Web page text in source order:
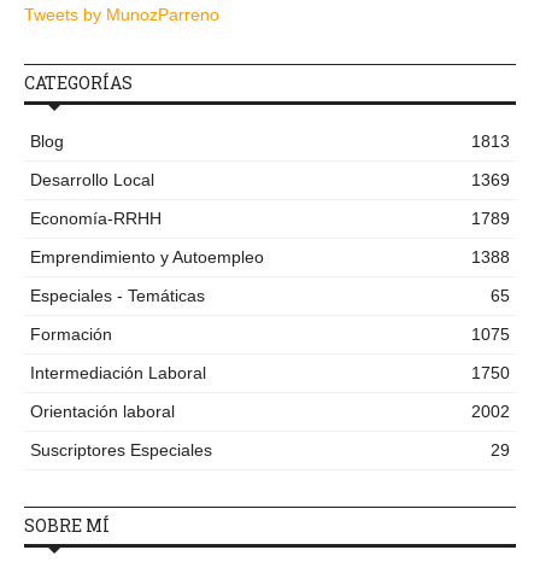
Tweets by MunozParreno
CATEGORÍAS
Blog
1813
Desarrollo Local
1369
Economía-RRHH
1789
Emprendimiento y Autoempleo
1388
Especiales - Temáticas
65
Formación
1075
Intermediación Laboral
1750
Orientación laboral
2002
Suscriptores Especiales
29
SOBRE MÍ